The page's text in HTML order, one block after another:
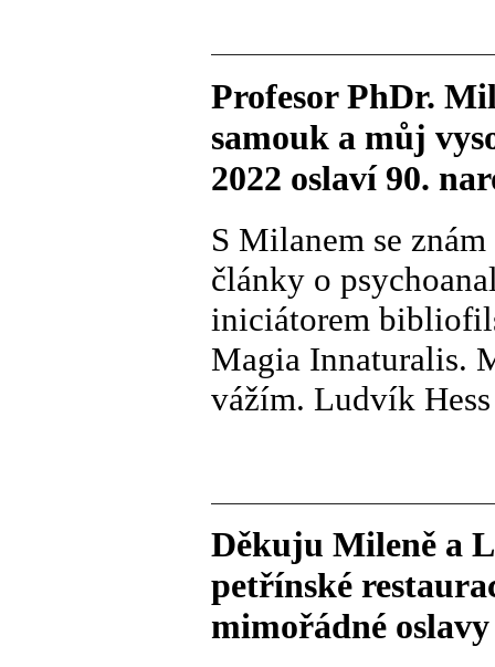
Profesor PhDr.
samouk a můj
2022 oslaví 90.
S Milanem se
články o
iniciátorem
Magia Innaturalis.
vážím. Ludvík Hess
Děkuju Mileně a
petřínské
mimořádné